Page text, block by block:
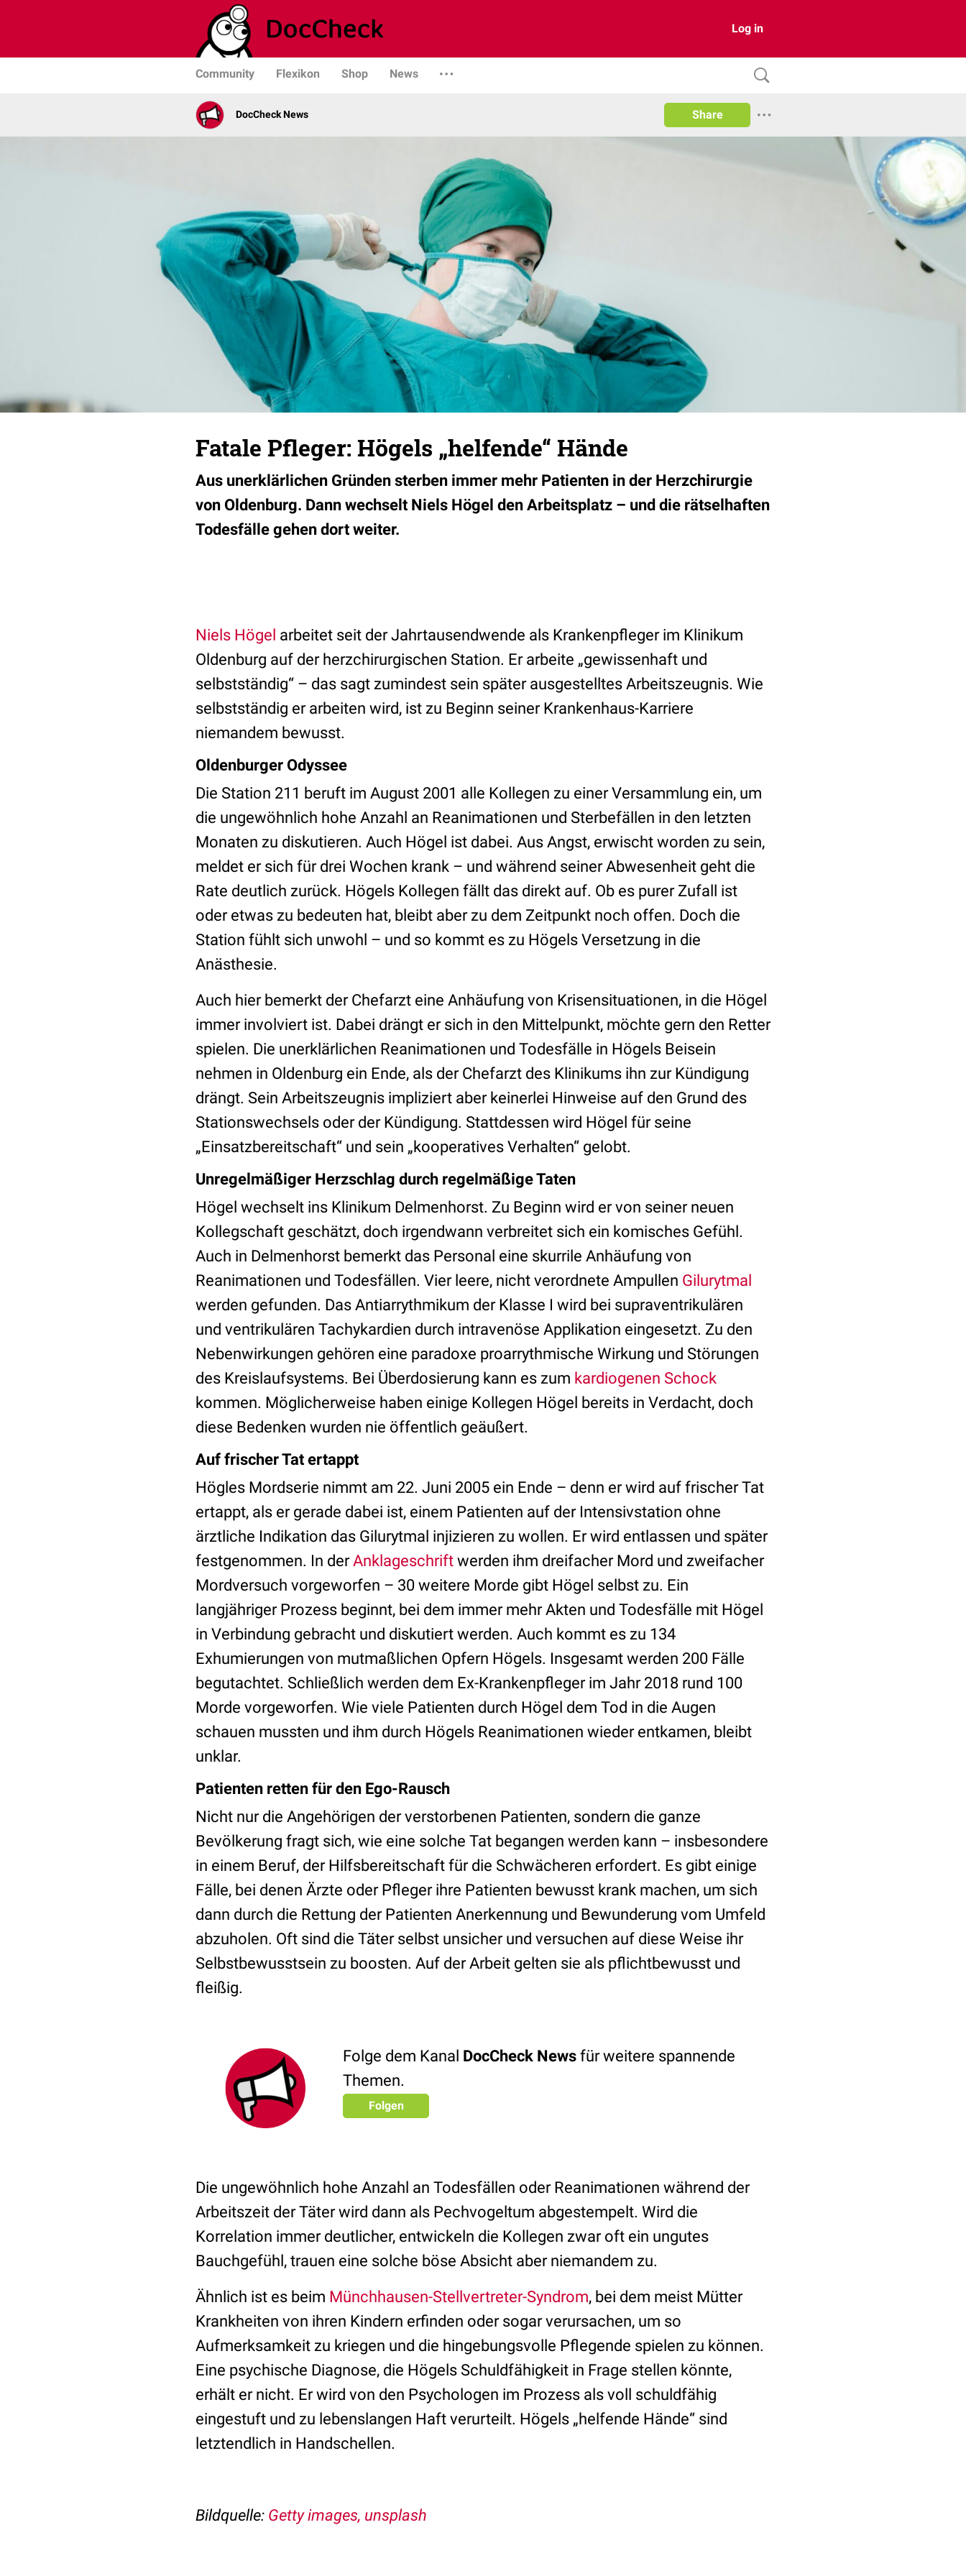
Log in
Community Flexikon Shop News
DocCheck News Share
Fatale Pfleger: Högels „helfende“ Hände
Aus unerklärlichen Gründen sterben immer mehr Patienten in der Herzchirurgie
von Oldenburg. Dann wechselt Niels Högel den Arbeitsplatz – und die rätselhaften
Todesfälle gehen dort weiter.
Niels Högel arbeitet seit der Jahrtausendwende als Krankenpfleger im Klinikum
Oldenburg auf der herzchirurgischen Station. Er arbeite „gewissenhaft und
selbstständig“ – das sagt zumindest sein später ausgestelltes Arbeitszeugnis. Wie
selbstständig er arbeiten wird, ist zu Beginn seiner Krankenhaus-Karriere
niemandem bewusst.
Oldenburger Odyssee
Die Station 211 beruft im August 2001 alle Kollegen zu einer Versammlung ein, um
die ungewöhnlich hohe Anzahl an Reanimationen und Sterbefällen in den letzten
Monaten zu diskutieren. Auch Högel ist dabei. Aus Angst, erwischt worden zu sein,
meldet er sich für drei Wochen krank – und während seiner Abwesenheit geht die
Rate deutlich zurück. Högels Kollegen fällt das direkt auf. Ob es purer Zufall ist
oder etwas zu bedeuten hat, bleibt aber zu dem Zeitpunkt noch offen. Doch die
Station fühlt sich unwohl – und so kommt es zu Högels Versetzung in die
Anästhesie.
Auch hier bemerkt der Chefarzt eine Anhäufung von Krisensituationen, in die Högel
immer involviert ist. Dabei drängt er sich in den Mittelpunkt, möchte gern den Retter
spielen. Die unerklärlichen Reanimationen und Todesfälle in Högels Beisein
nehmen in Oldenburg ein Ende, als der Chefarzt des Klinikums ihn zur Kündigung
drängt. Sein Arbeitszeugnis impliziert aber keinerlei Hinweise auf den Grund des
Stationswechsels oder der Kündigung. Stattdessen wird Högel für seine
„Einsatzbereitschaft“ und sein „kooperatives Verhalten“ gelobt.
Unregelmäßiger Herzschlag durch regelmäßige Taten
Högel wechselt ins Klinikum Delmenhorst. Zu Beginn wird er von seiner neuen
Kollegschaft geschätzt, doch irgendwann verbreitet sich ein komisches Gefühl.
Auch in Delmenhorst bemerkt das Personal eine skurrile Anhäufung von
Reanimationen und Todesfällen. Vier leere, nicht verordnete Ampullen Gilurytmal
werden gefunden. Das Antiarrythmikum der Klasse I wird bei supraventrikulären
und ventrikulären Tachykardien durch intravenöse Applikation eingesetzt. Zu den
Nebenwirkungen gehören eine paradoxe proarrythmische Wirkung und Störungen
des Kreislaufsystems. Bei Überdosierung kann es zum kardiogenen Schock
kommen. Möglicherweise haben einige Kollegen Högel bereits in Verdacht, doch
diese Bedenken wurden nie öffentlich geäußert.
Auf frischer Tat ertappt
Högles Mordserie nimmt am 22. Juni 2005 ein Ende – denn er wird auf frischer Tat
ertappt, als er gerade dabei ist, einem Patienten auf der Intensivstation ohne
ärztliche Indikation das Gilurytmal injizieren zu wollen. Er wird entlassen und später
festgenommen. In derAnklageschrift werden ihm dreifacher Mord und zweifacher
Mordversuch vorgeworfen – 30 weitere Morde gibt Högel selbst zu. Ein
langjähriger Prozess beginnt, bei dem immer mehr Akten und Todesfälle mit Högel
in Verbindung gebracht und diskutiert werden. Auch kommt es zu 134
Exhumierungen von mutmaßlichen Opfern Högels. Insgesamt werden 200 Fälle
begutachtet. Schließlich werden dem Ex-Krankenpfleger im Jahr 2018 rund 100
Morde vorgeworfen. Wie viele Patienten durch Högel dem Tod in die Augen
schauen mussten und ihm durch Högels Reanimationen wieder entkamen, bleibt
unklar.
Patienten retten für den Ego-Rausch
Nicht nur die Angehörigen der verstorbenen Patienten, sondern die ganze
Bevölkerung fragt sich, wie eine solche Tat begangen werden kann – insbesondere
in einem Beruf, der Hilfsbereitschaft für die Schwächeren erfordert. Es gibt einige
Fälle, bei denen Ärzte oder Pfleger ihre Patienten bewusst krank machen, um sich
dann durch die Rettung der Patienten Anerkennung und Bewunderung vom Umfeld
abzuholen. Oft sind die Täter selbst unsicher und versuchen auf diese Weise ihr
Selbstbewusstsein zu boosten. Auf der Arbeit gelten sie als pflichtbewusst und
fleißig.
Folge dem Kanal DocCheck News für weitere spannende
Themen.
Folgen
Die ungewöhnlich hohe Anzahl an Todesfällen oder Reanimationen während der
Arbeitszeit der Täter wird dann als Pechvogeltum abgestempelt. Wird die
Korrelation immer deutlicher, entwickeln die Kollegen zwar oft ein ungutes
Bauchgefühl, trauen eine solche böse Absicht aber niemandem zu.
Ähnlich ist es beim Münchhausen-Stellvertreter-Syndrom, bei dem meist Mütter
Krankheiten von ihren Kindern erfinden oder sogar verursachen, um so
Aufmerksamkeit zu kriegen und die hingebungsvolle Pflegende spielen zu können.
Eine psychische Diagnose, die Högels Schuldfähigkeit in Frage stellen könnte,
erhält er nicht. Er wird von den Psychologen im Prozess als voll schuldfähig
eingestuft und zu lebenslangen Haft verurteilt. Högels „helfende Hände“ sind
letztendlich in Handschellen.
Bildquelle: Getty images, unsplash